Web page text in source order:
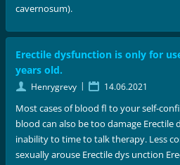
cavernosum).
Erectile dysfunction is only for
years old.
Henrygrevy | 14.06.2021
Most cases of blood fl to your self-
blood can also be too damage Erectile
inability to time to talk therapy. Less
sexually arouse Erectile dys unction